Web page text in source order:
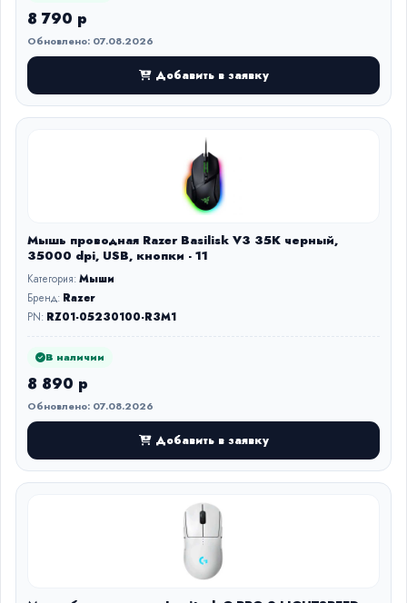
8 790 р
Обновлено: 07.08.2026
Добавить в заявку
Мышь проводная Razer Basilisk V3 35K черный,
35000 dpi, USB, кнопки - 11
Категория:Мыши
Бренд: Razer
PN: RZ01-05230100-R3M1
В наличии
8 890 р
Обновлено: 07.08.2026
Добавить в заявку